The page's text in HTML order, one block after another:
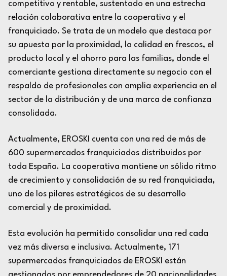
competitivo y rentable, sustentado en una estrecha
relación colaborativa entre la cooperativa y el
franquiciado. Se trata de un modelo que destaca por
su apuesta por la proximidad, la calidad en frescos, el
producto local y el ahorro para las familias, donde el
comerciante gestiona directamente su negocio con el
respaldo de profesionales con amplia experiencia en el
sector de la distribución y de una marca de confianza
consolidada.
Actualmente, EROSKI cuenta con una red de más de
600 supermercados franquiciados distribuidos por
toda España. La cooperativa mantiene un sólido ritmo
de crecimiento y consolidación de su red franquiciada,
uno de los pilares estratégicos de su desarrollo
comercial y de proximidad.
Esta evolución ha permitido consolidar una red cada
vez más diversa e inclusiva. Actualmente, 171
supermercados franquiciados de EROSKI están